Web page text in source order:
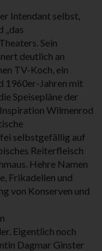
Intendant selbst,
„das
Sein
deutlich an
TV-Koch, ein
1960er-Jahren mit
Speisepläne der
Wilmenrod
selbstgefällig auf
Reiterfleisch
Hehre Namen
Frikadellen und
von Konserven und
Eigentlich noch
Dagmar Ginster